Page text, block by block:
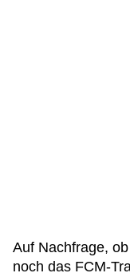
Auf Nachfrage,
noch das FCM-